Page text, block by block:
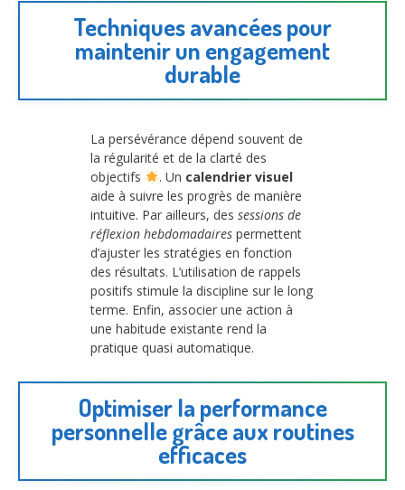
Techniques avancées pour
maintenir un engagement
durable
La persévérance dépend souvent de
la régularité et de la clarté des
objectifs
. Un calendrier visuel
aide à suivre les progrès de manière
intuitive. Par ailleurs, des sessions de
réflexion hebdomadaires permettent
d’ajuster les stratégies en fonction
des résultats. L’utilisation de rappels
positifs stimule la discipline sur le long
terme. Enfin, associer une action à
une habitude existante rend la
pratique quasi automatique.
Optimiser la performance
personnelle grâce aux routines
efficaces